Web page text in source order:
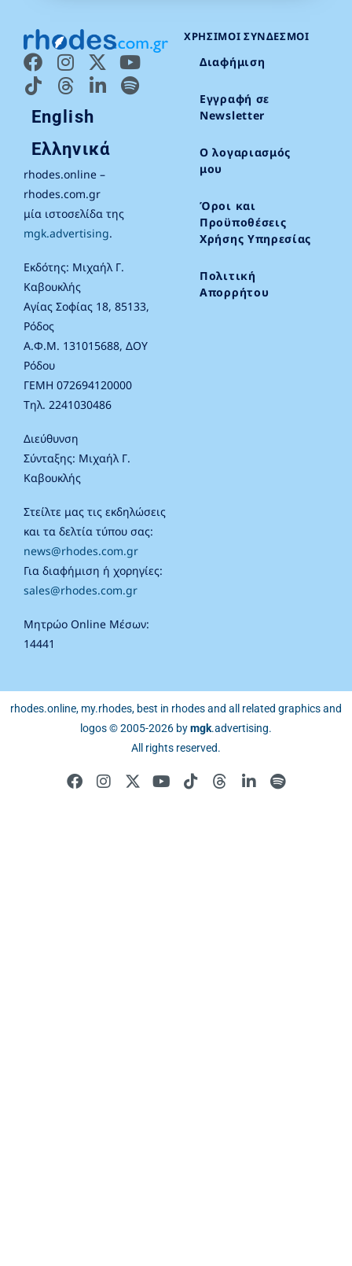
English
Ελληνικά
rhodes.online –
rhodes.com.gr
μία ιστοσελίδα της
mgk.advertising.
Εκδότης: Μιχαήλ Γ.
Καβουκλής
Αγίας Σοφίας 18, 85133,
Ρόδος
Α.Φ.Μ. 131015688, ΔΟΥ
Ρόδου
ΓΕΜΗ 072694120000
Τηλ. 2241030486
Διεύθυνση
Σύνταξης: Μιχαήλ Γ.
Καβουκλής
Στείλτε μας τις εκδηλώσεις
και τα δελτία τύπου σας:
news@rhodes.com.gr
Για διαφήμιση ή χορηγίες:
sales@rhodes.com.gr
Μητρώο Online Μέσων:
14441
ΧΡΉΣΙΜΟΙ ΣΎΝΔΕΣΜΟΙ
Διαφήμιση
Εγγραφή σε
Newsletter
Ο λογαριασμός
μου
Όροι και
Προϋποθέσεις
Χρήσης Υπηρεσίας
Πολιτική
Απορρήτου
rhodes.online, my.rhodes, best in rhodes and all related graphics and
logos © 2005-2026 bymgk.advertising.
All rights reserved.